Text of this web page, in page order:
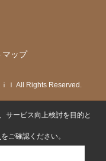
マップ
ｌ All Rights Reserved.
サービス向上検討を目的と
をご確認ください。